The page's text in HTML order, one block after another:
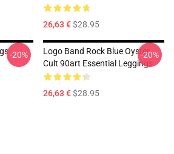
26,63 €$28.95
-20%
Logo Band Rock Blue Oyster
Cult 90art Essential Leggings
26,63 €$28.95
-20%